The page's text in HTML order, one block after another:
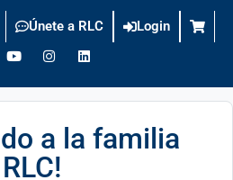
Únete a RLC Login
a la familia
RLC!